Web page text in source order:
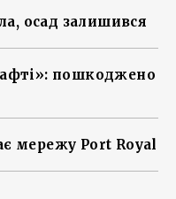
осад залишився
пошкоджено
мережу Port Royal